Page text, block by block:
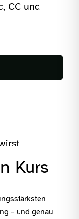
CC und
Kurs
– und genau